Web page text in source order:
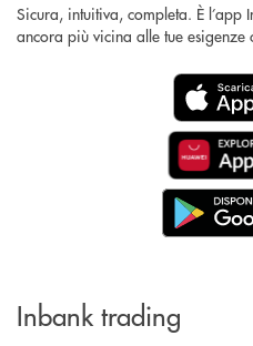
Sicura, intuitiva, completa. È l’app
ancora più vicina alle tue
Inbank trading